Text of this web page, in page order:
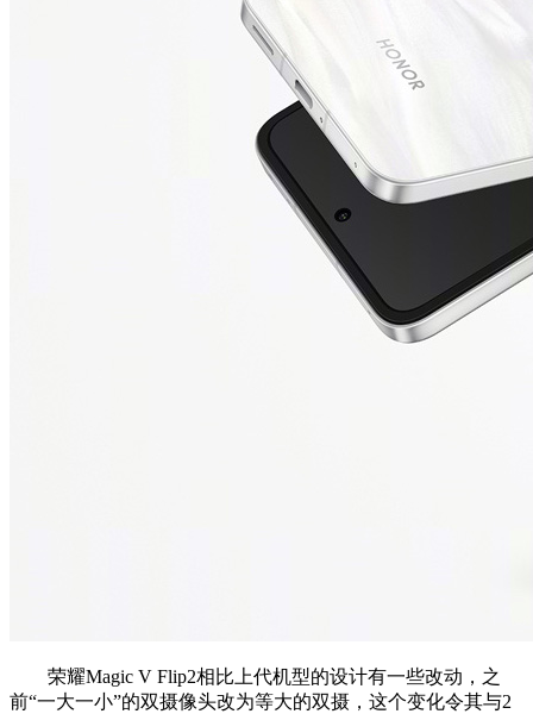
荣耀Magic V Flip2相比上代机型的设计有一些改动，之
前“一大一小”的双摄像头改为等大的双摄，这个变化令其与2